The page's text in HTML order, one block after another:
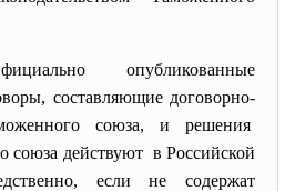
опубликованные
составляющие договорно-
союза, и решения
союза действуют в Российской
если не содержат